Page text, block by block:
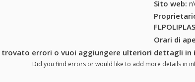
Sito web:
Orari di
trovato errori o vuoi aggiungere ulteriori dettagli in
Did you find errors or would like to add more details in